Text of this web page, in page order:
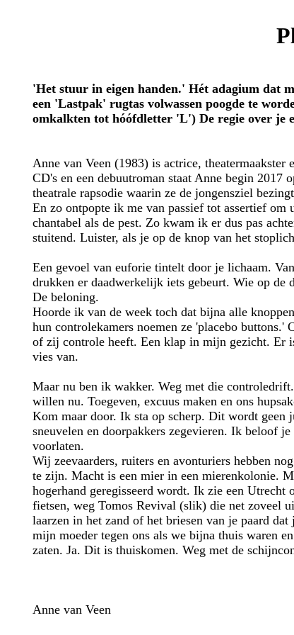
'Het stuur in eigen handen.' Hét adagium dat
een 'Lastpak' rugtas volwassen poogde te
omkalkten tot hóófdletter 'L') De regie over je
Anne van Veen (1983) is actrice,
CD's en een debuutroman staat Anne begin 2017
theatrale rapsodie waarin ze de jongensziel
En zo ontpopte ik me van passief tot assertief
chantabel als de pest. Zo kwam ik er dus pas
stuitend. Luister, als je op de knop van het
Een gevoel van euforie tintelt door je lichaam.
drukken er daadwerkelijk iets gebeurt. Wie op
De beloning.
Hoorde ik van de week toch dat bijna alle
hun controlekamers noemen ze 'placebo
of zij controle heeft. Een klap in mijn gezicht. Er
vies van.
Maar nu ben ik wakker. Weg met die
willen nu. Toegeven, excuus maken en ons
Kom maar door. Ik sta op scherp. Dit wordt
sneuvelen en doorpakkers zegevieren. Ik beloof
voorlaten.
Wij zeevaarders, ruiters en avonturiers hebben
te zijn. Macht is een mier in een mierenkolonie.
hogerhand geregisseerd wordt. Ik zie een Utrecht
fietsen, weg Tomos Revival (slik) die net zoveel
laarzen in het zand of het briesen van je paard
mijn moeder tegen ons als we bijna thuis waren
zaten. Ja. Dit is thuiskomen. Weg met de
Anne van Veen